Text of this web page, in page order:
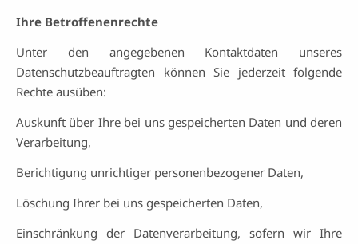
Ihre Betroffenenrechte
Unter den angegebenen Kontaktdaten unseres
Datenschutzbeauftragten können Sie jederzeit folgende
Rechte ausüben:
Auskunft über Ihre bei uns gespeicherten Daten und deren
Verarbeitung,
Berichtigung unrichtiger personenbezogener Daten,
Löschung Ihrer bei uns gespeicherten Daten,
Einschränkung der Datenverarbeitung, sofern wir Ihre